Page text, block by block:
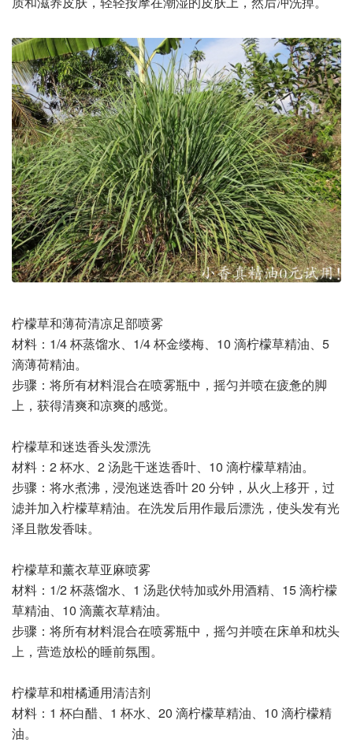
柠檬草和薄荷清凉足部喷雾
材料：1/4 杯蒸馏水、1/4 杯金缕梅、10 滴柠檬草精油、5
滴薄荷精油。
步骤：将所有材料混合在喷雾瓶中，摇匀并喷在疲惫的脚
上，获得清爽和凉爽的感觉。
柠檬草和迷迭香头发漂洗
材料：2 杯水、2 汤匙干迷迭香叶、10 滴柠檬草精油。
步骤：将水煮沸，浸泡迷迭香叶 20 分钟，从火上移开，过
滤并加入柠檬草精油。在洗发后用作最后漂洗，使头发有光
泽且散发香味。
柠檬草和薰衣草亚麻喷雾
材料：1/2 杯蒸馏水、1 汤匙伏特加或外用酒精、15 滴柠檬
草精油、10 滴薰衣草精油。
步骤：将所有材料混合在喷雾瓶中，摇匀并喷在床单和枕头
上，营造放松的睡前氛围。
柠檬草和柑橘通用清洁剂
材料：1 杯白醋、1 杯水、20 滴柠檬草精油、10 滴柠檬精
油。